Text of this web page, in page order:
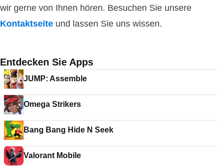
wir gerne von Ihnen hören. Besuchen Sie unsere
Kontaktseite und lassen Sie uns wissen.
Entdecken Sie Apps
JUMP: Assemble
Omega Strikers
Bang Bang Hide N Seek
Valorant Mobile